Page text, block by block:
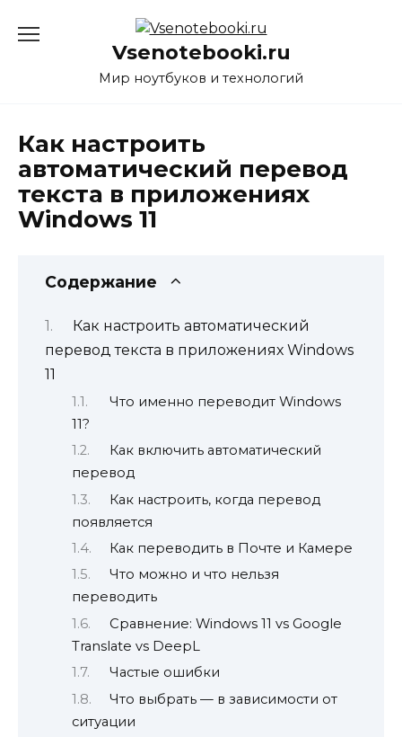
Vsenotebooki.ru
Мир ноутбуков и технологий
Как настроить
автоматический перевод
текста в приложениях
Windows 11
Содержание
Как настроить автоматический
перевод текста в приложениях Windows
11
Что именно переводит Windows
11?
Как включить автоматический
перевод
Как настроить, когда перевод
появляется
Как переводить в Почте и Камере
Что можно и что нельзя
переводить
Сравнение: Windows 11 vs Google
Translate vs DeepL
Частые ошибки
Что выбрать — в зависимости от
ситуации